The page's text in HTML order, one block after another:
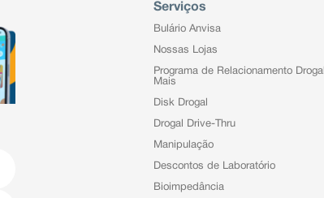
Serviços
Bulário Anvisa
Nossas Lojas
Programa de Relacionamento Drogal
Mais
Disk Drogal
Drogal Drive-Thru
Manipulação
Descontos de Laboratório
Bioimpedância